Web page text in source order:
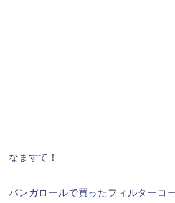
なますて！
バンガロールで買ったフィルターコ